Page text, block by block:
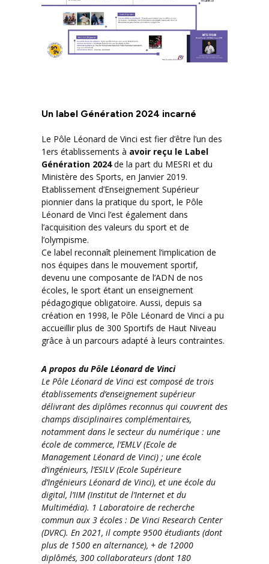
Un label Génération 2024 incarné
Le Pôle Léonard de Vinci est fier d’être l’un des
1ers établissements à avoir reçu le Label
Génération 2024de la part du MESRI et du
Ministère des Sports, en Janvier 2019.
Etablissement d’Enseignement Supérieur
pionnier dans la pratique du sport, le Pôle
Léonard de Vinci l’est également dans
l’acquisition des valeurs du sport et de
l’olympisme.
Ce label reconnaît pleinement l’implication de
nos équipes dans le mouvement sportif,
devenu une composante de l’ADN de nos
écoles, le sport étant un enseignement
pédagogique obligatoire. Aussi, depuis sa
création en 1998, le Pôle Léonard de Vinci a pu
accueillir plus de 300 Sportifs de Haut Niveau
grâce à un parcours adapté à leurs contraintes.
A propos du Pôle Léonard de Vinci
Le Pôle Léonard de Vinci est composé de trois
établissements d’enseignement supérieur
délivrant des diplômes reconnus qui couvrent des
champs disciplinaires complémentaires,
notamment dans le secteur du numérique : une
école de commerce, l’EMLV (Ecole de
Management Léonard de Vinci) ; une école
d’ingénieurs, l’ESILV (Ecole Supérieure
d’Ingénieurs Léonard de Vinci), et une école du
digital, l’IIM (Institut de l’Internet et du
Multimédia). 1 Laboratoire de recherche
commun aux 3 écoles : De Vinci Research Center
(DVRC). En 2021, il compte 9500 étudiants (dont
plus de 1500 en alternance), + de 12000
diplômés, 300 collaborateurs (dont 180